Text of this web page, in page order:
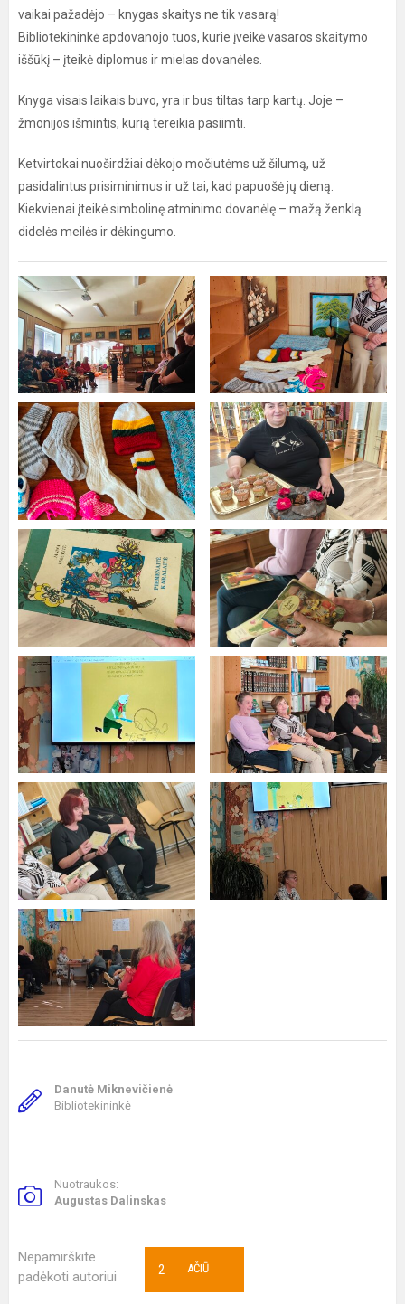
vaikai pažadėjo – knygas skaitys ne tik vasarą!
Bibliotekininkė apdovanojo tuos, kurie įveikė vasaros skaitymo
iššūkį – įteikė diplomus ir mielas dovanėles.
Knyga visais laikais buvo, yra ir bus tiltas tarp kartų. Joje –
žmonijos išmintis, kurią tereikia pasiimti.
Ketvirtokai nuoširdžiai dėkojo močiutėms už šilumą, už
pasidalintus prisiminimus ir už tai, kad papuošė jų dieną.
Kiekvienai įteikė simbolinę atminimo dovanėlę – mažą ženklą
didelės meilės ir dėkingumo.
Danutė Miknevičienė
Bibliotekininkė
Nuotraukos:
Augustas Dalinskas
Nepamirškite
padėkoti autoriui
AČIŪ
2